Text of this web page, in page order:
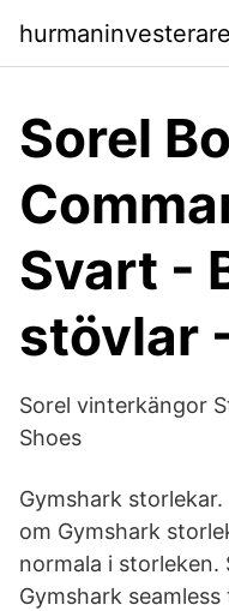
Sorel
Svart -
stövlar
Sorel vinterkängor
Shoes
Gymshark
om Gymshark
normala i storleken.
Gymshark